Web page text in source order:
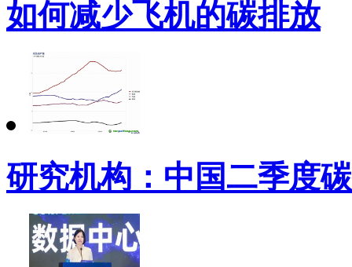
如何减少飞机的碳排放
研究机构：中国二季度